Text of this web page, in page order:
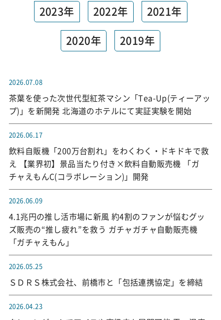
2023年 2022年 2021年
2020年 2019年
2026.07.08
茶葉を使った次世代型紅茶マシン「Tea-Up(ティーアッ
プ)」を新開発 北海道のホテルにて実証実験を開始
2026.06.17
飲料自販機「200万台割れ」をわくわく・ドキドキで救
え 【業界初】景品当たり付き×飲料自動販売機 「ガ
チャえもんC(コラボレーション)」開発
2026.06.09
4.1兆円の推し活市場に新風 約4割のファンが悩むグッ
ズ販売の“推し疲れ”を救う ガチャガチャ自動販売機
「ガチャえもん」
2026.05.25
ＳＤＲＳ株式会社、前橋市と「包括連携協定」を締結
2026.04.23